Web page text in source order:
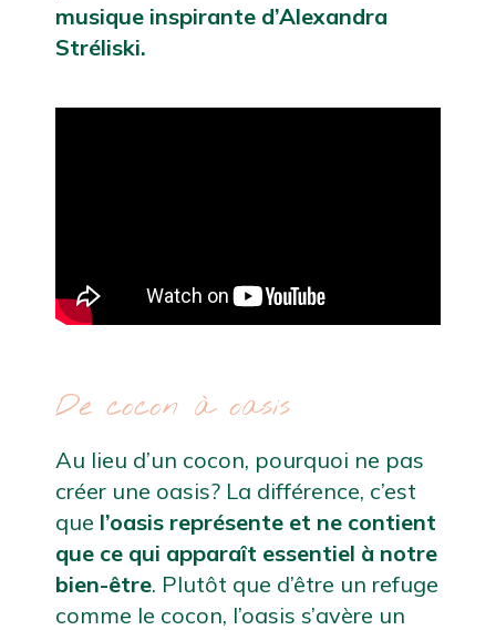
musique inspirante d’Alexandra
Stréliski.
De cocon à oasis
Au lieu d’un cocon, pourquoi ne pas
créer une oasis? La différence, c’est
que l’oasis représente et ne contient
que ce qui apparaît essentiel à notre
bien-être. Plutôt que d’être un refuge
comme le cocon, l’oasis s’avère un